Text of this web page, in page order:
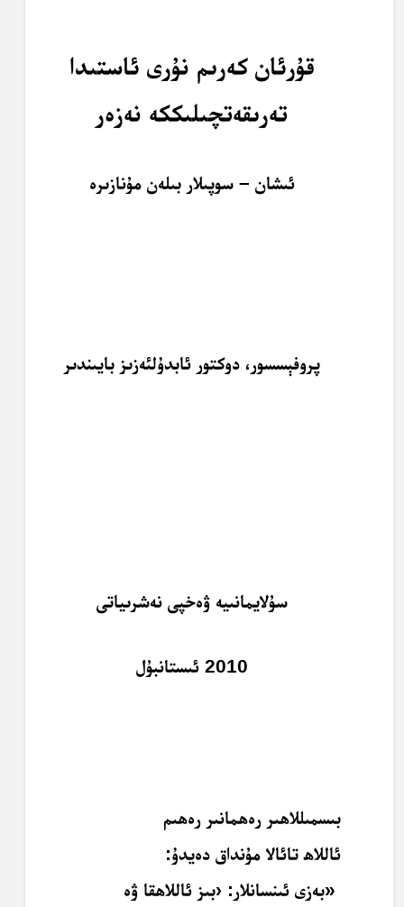
قۇرئان كەرىم نۇرى ئاستىدا
تەرىقەتچىلىككە نەزەر
ئىشان – سوپىلار بىلەن مۇنازىرە
پروفېسسور، دوكتور ئابدۇلئەزىز بايىندىر
سۇلايمانىيە ۋەخپى نەشرىياتى
2010 ئىستانبۇل
بىسمىللاھىر رەھمانىر رەھىم
ئاللاھ تائالا مۇنداق دەيدۇ:
«بەزى ئىنسانلار: ‹بىز ئاللاھقا ۋە